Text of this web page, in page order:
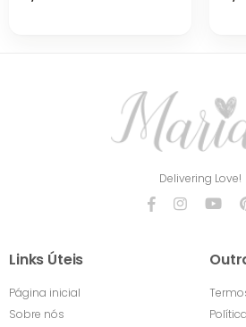
Delivering Love!
Links Úteis
Página inicial
Sobre nós